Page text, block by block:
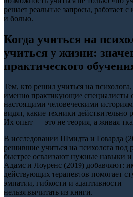
решает реальные запросы, работает
и болью.
Когда учиться на
учиться у жизни:
практического
Тем, кто решил учиться на
именно практикующие специалисты
настоящими человеческими
видят, какие техники действительно
Их опыт — это не теория, а живая
В исследовании Шмидта и Говарда
решившие учиться на психолога под
быстрее осваивают нужные навыки и
Адамс и Лоуренс (2019) добавляют:
действующих терапевтов помогает
эмпатии, гибкости и адаптивности —
нельзя вычитать из книги.